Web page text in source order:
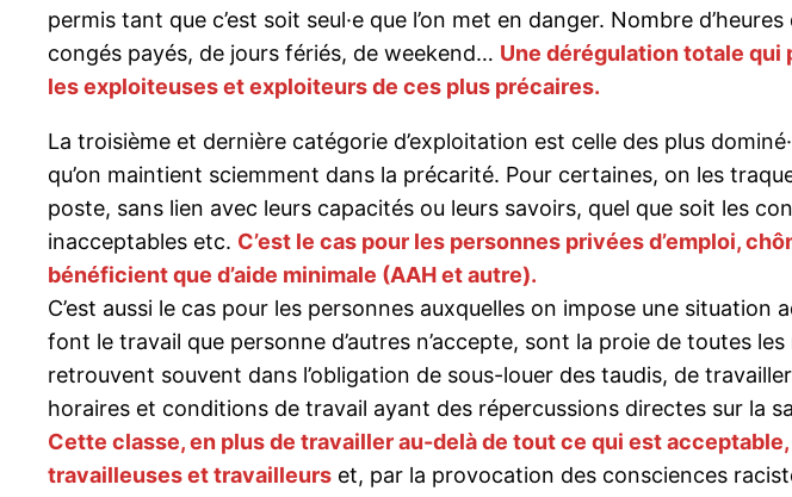
permis tant que c’est soit seul·e que l’on met en danger. Nombre
congés payés, de jours fériés, de weekend… Une dérégulation totale qui
les exploiteuses et exploiteurs de ces plus précaires.
La troisième et dernière catégorie d’exploitation est celle des plus
qu’on maintient sciemment dans la précarité. Pour certaines, on les
poste, sans lien avec leurs capacités ou leurs savoirs, quel que soit les
inacceptables etc. C’est le cas pour les personnes privées d’emploi,
bénéficient que d’aide minimale (AAH et autre).
C’est aussi le cas pour les personnes auxquelles on impose une situation
font le travail que personne d’autres n’accepte, sont la proie de toutes
retrouvent souvent dans l’obligation de sous-louer des taudis, de
horaires et conditions de travail ayant des répercussions directes sur la
Cette classe, en plus de travailler au-delà de tout ce qui est
travailleuses et travailleurs et, par la provocation des consciences